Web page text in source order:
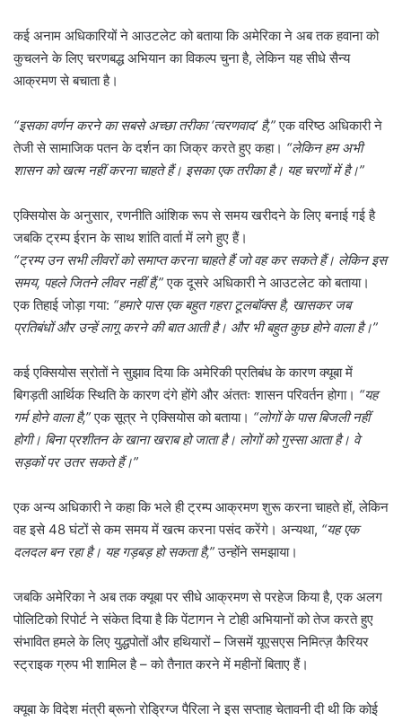
कई अनाम अधिकारियों ने आउटलेट को बताया कि अमेरिका ने अब तक हवाना को
कुचलने के लिए चरणबद्ध अभियान का विकल्प चुना है, लेकिन यह सीधे सैन्य
आक्रमण से बचाता है।
“इसका वर्णन करने का सबसे अच्छा तरीका ‘त्वरणवाद’ है,”एक वरिष्ठ अधिकारी ने
तेजी से सामाजिक पतन के दर्शन का जिक्र करते हुए कहा। “लेकिन हम अभी
शासन को खत्म नहीं करना चाहते हैं। इसका एक तरीका है। यह चरणों में है।”
एक्सियोस के अनुसार, रणनीति आंशिक रूप से समय खरीदने के लिए बनाई गई है
जबकि ट्रम्प ईरान के साथ शांति वार्ता में लगे हुए हैं।
“ट्रम्प उन सभी लीवरों को समाप्त करना चाहते हैं जो वह कर सकते हैं। लेकिन इस
समय, पहले जितने लीवर नहीं हैं,”एक दूसरे अधिकारी ने आउटलेट को बताया।
एक तिहाई जोड़ा गया: “हमारे पास एक बहुत गहरा टूलबॉक्स है, खासकर जब
प्रतिबंधों और उन्हें लागू करने की बात आती है। और भी बहुत कुछ होने वाला है।”
कई एक्सियोस स्रोतों ने सुझाव दिया कि अमेरिकी प्रतिबंध के कारण क्यूबा में
बिगड़ती आर्थिक स्थिति के कारण दंगे होंगे और अंततः शासन परिवर्तन होगा। “यह
गर्म होने वाला है,”एक सूत्र ने एक्सियोस को बताया। “लोगों के पास बिजली नहीं
होगी। बिना प्रशीतन के खाना खराब हो जाता है। लोगों को गुस्सा आता है। वे
सड़कों पर उतर सकते हैं।”
एक अन्य अधिकारी ने कहा कि भले ही ट्रम्प आक्रमण शुरू करना चाहते हों, लेकिन
वह इसे 48 घंटों से कम समय में खत्म करना पसंद करेंगे। अन्यथा, “यह एक
दलदल बन रहा है। यह गड़बड़ हो सकता है,”उन्होंने समझाया।
जबकि अमेरिका ने अब तक क्यूबा पर सीधे आक्रमण से परहेज किया है, एक अलग
पोलिटिको रिपोर्ट ने संकेत दिया है कि पेंटागन ने टोही अभियानों को तेज करते हुए
संभावित हमले के लिए युद्धपोतों और हथियारों – जिसमें यूएसएस निमित्ज़ कैरियर
स्ट्राइक ग्रुप भी शामिल है – को तैनात करने में महीनों बिताए हैं।
क्यूबा के विदेश मंत्री ब्रूनो रोड्रिग्ज पैरिला ने इस सप्ताह चेतावनी दी थी कि कोई